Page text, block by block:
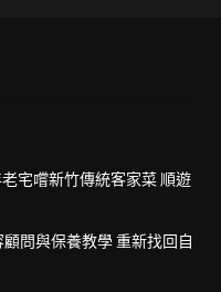
宅嚐新竹傳統客家菜 順遊
問與保養教學 重新找回自